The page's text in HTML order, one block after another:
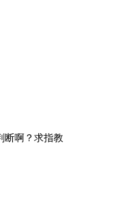
断啊？求指教